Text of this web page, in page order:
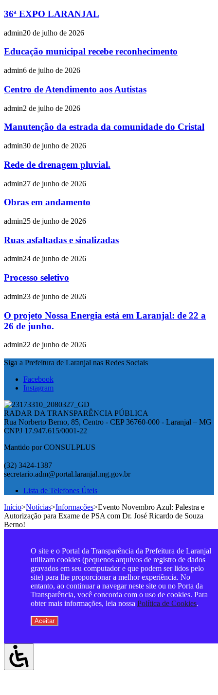
36ª EXPO LARANJAL
admin20 de julho de 2026
Educação municipal recebe reconhecimento
admin6 de julho de 2026
Centro de Atendimento aos Autistas
admin2 de julho de 2026
Manutenção da estrada da comunidade do Cristal
admin30 de junho de 2026
Rede de drenagem pluvial.
admin27 de junho de 2026
Obras em andamento
admin25 de junho de 2026
Ruas asfaltadas e sinalizadas
admin24 de junho de 2026
Processo seletivo
admin23 de junho de 2026
O projeto Nossa Energia está em Laranjal: de 22 a
26 de junho.
admin22 de junho de 2026
Siga a Prefeitura de Laranjal nas Redes Sociais
Facebook
Instagram
RADAR DA TRANSPARÊNCIA PÚBLICA
Rua Norberto Berno, 85, Centro - CEP 36760-000 - Laranjal – MG
CNPJ 17.947.615/0001-22
Mantido por CONSULPLUS
(32) 3424-1387
secretario.adm@portal.laranjal.mg.gov.br
Lista de Telefones Úteis
Início>Notícias>Informações>Evento Novembro Azul: Palestra e
Autorização para Exame de PSA com Dr. José Ricardo de Souza
Berno!
O site e o Portal da Transparência da Prefeitura de Laranjal
utilizam cookies (pequenos arquivos de registro de dados
gravados em seu computador e que podem ser lidos pelo
site) para lhe proporcionar a melhor experiência. No
entanto, ao continuar a navegar neste site ou no Porta da
Transparência, você concorda com o uso de cookies. Para
obter mais informações, leia nossa Política de Cookies.
Aceitar